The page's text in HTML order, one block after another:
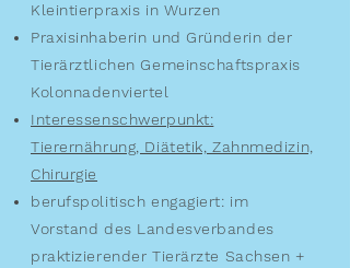
Kleintierpraxis in Wurzen
Praxisinhaberin und Gründerin der
Tierärztlichen Gemeinschaftspraxis
Kolonnadenviertel
Interessenschwerpunkt:
Tierernährung, Diätetik, Zahnmedizin,
Chirurgie
berufspolitisch engagiert: im
Vorstand des Landesverbandes
praktizierender Tierärzte Sachsen +